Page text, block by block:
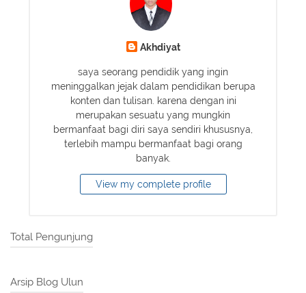
Akhdiyat
saya seorang pendidik yang ingin
meninggalkan jejak dalam pendidikan berupa
konten dan tulisan. karena dengan ini
merupakan sesuatu yang mungkin
bermanfaat bagi diri saya sendiri khususnya,
terlebih mampu bermanfaat bagi orang
banyak.
View my complete profile
Total Pengunjung
Arsip Blog Ulun